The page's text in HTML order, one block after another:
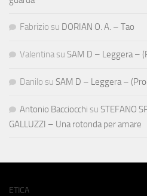
Fabrizio su DORIAN O. A. – Tao
Valentina su SAM D – Leggera –
Danilo su SAM D – Leggera –
Antonio Bacciocchi su STEFANO
GALLUZZI – Una rotonda per amare
ETICA